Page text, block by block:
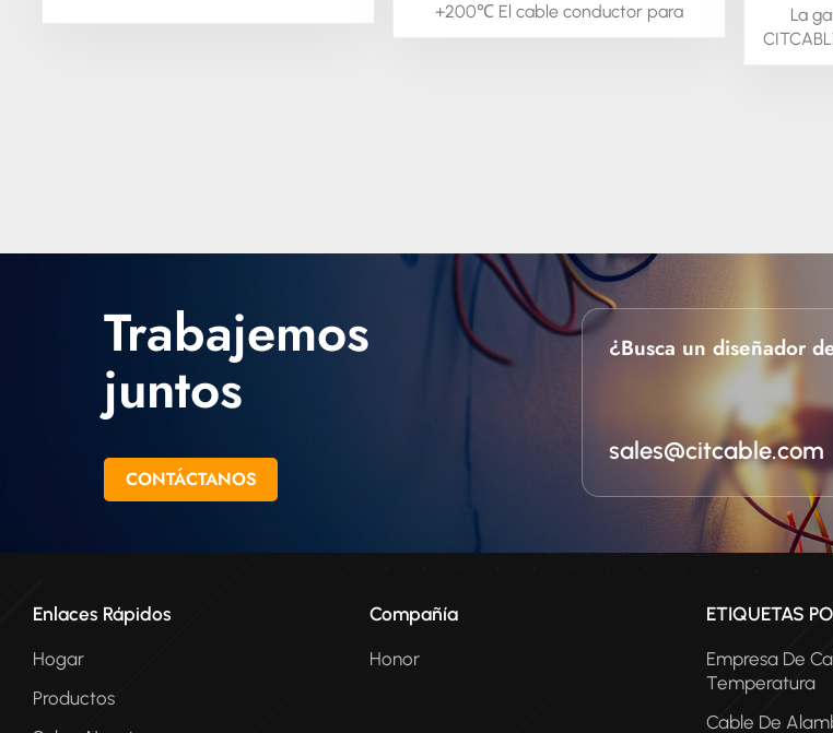
+200℃ El cable conductor para
motores es un cable de alta
conductor para equipos eléctricos en
entornos de alta temperatura. El cable
conductor para motores ofrece un
buen rendimiento en aplicaciones
donde la resistencia al aceite y al fuego
La
Trabajemos
juntos
CONTÁCTANOS
¿Busca un diseñador
sales@citcable.com
Enlaces Rápidos
Hogar
Productos
Compañía
Honor
ETIQUETAS
Empresa De
Temperatura
Cable De